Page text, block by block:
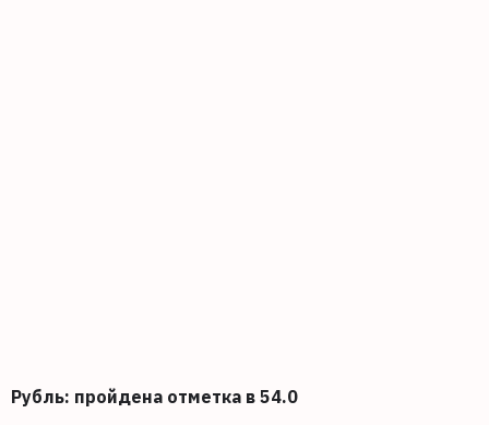
Рубль: пройдена отметка в 54.0